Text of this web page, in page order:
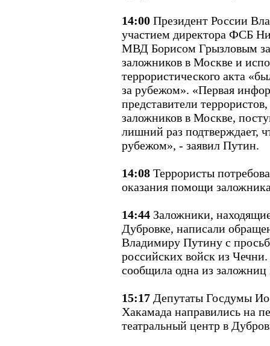
14:00 Президент России
участием директора ФСБ
МВД Борисом Грызловым
заложников в Москве и
террористического акта
за рубежом». «Первая
представители
заложников в Москве,
лишний раз подтверждает,
рубежом», - заявил Путин.
14:08 Террористы
оказания помощи
14:44 Заложники,
Дубровке, написали
Владимиру Путину с
российских войск из
сообщила одна из
15:17 Депутаты Госдумы
Хакамада направились на
театральный центр в